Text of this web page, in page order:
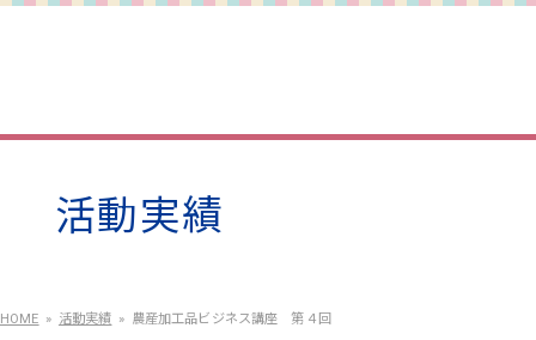
活動実績
HOME 活動実績 農産加工品ビジネス講座 第４回